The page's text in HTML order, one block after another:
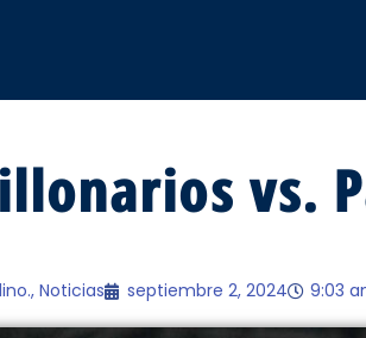
vs.
, Noticias septiembre 2, 2024 9:03